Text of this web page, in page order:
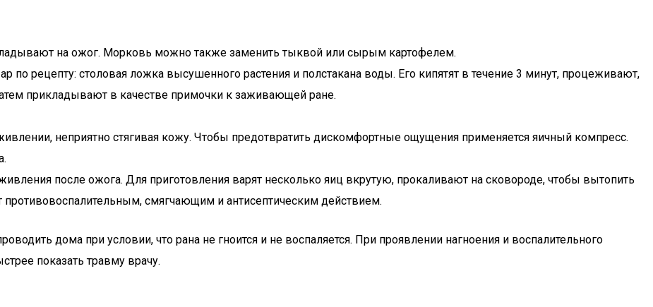
на ожог. Морковь можно также заменить тыквой или сырым картофелем.
по рецепту: столовая ложка высушенного растения и полстакана воды. Его кипятят в течение 3 минут, процеживают,
прикладывают в качестве примочки к заживающей ране.
неприятно стягивая кожу. Чтобы предотвратить дискомфортные ощущения применяется яичный компресс.
после ожога. Для приготовления варят несколько яиц вкрутую, прокаливают на сковороде, чтобы вытопить
противовоспалительным, смягчающим и антисептическим действием.
дома при условии, что рана не гноится и не воспаляется. При проявлении нагноения и воспалительного
показать травму врачу.